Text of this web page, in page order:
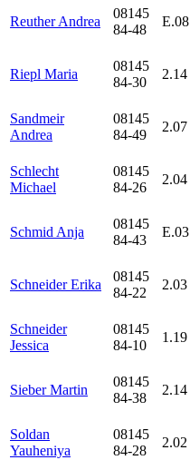
Reuther Andrea
08145
84-48
E.08
Riepl Maria
08145
84-30
2.14
Sandmeir
Andrea
08145
84-49
2.07
Schlecht
Michael
08145
84-26
2.04
Schmid Anja
08145
84-43
E.03
Schneider Erika
08145
84-22
2.03
Schneider
Jessica
08145
84-10
1.19
Sieber Martin
08145
84-38
2.14
Soldan
Yauheniya
08145
84-28
2.02